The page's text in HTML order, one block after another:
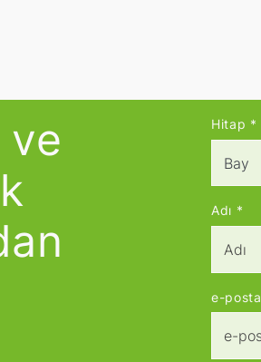
Hitap *
Adı *
e-posta